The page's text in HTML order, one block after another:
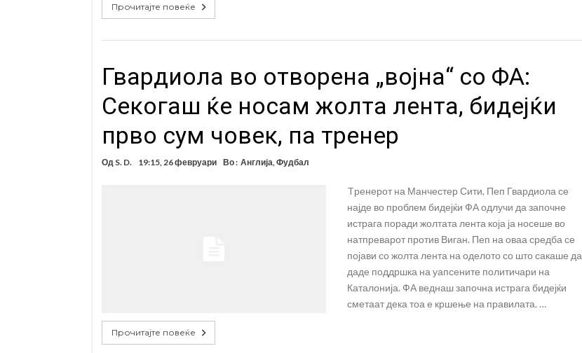
Прочитајте повеќе
Гвардиола во отворена „војна“ со ФА:
Секогаш ќе носам жолта лента, бидејќи
прво сум човек, па тренер
Од S. D. 19:15, 26 февруари Во : Англија Фудбал
Tренерот на Манчестер Сити, Пеп Гвардиола се
најде во проблем бидејќи ФА одлучи да започне
истрага поради жолтата лента која ја носеше во
натпреварот против Виган. Пеп на оваа средба се
појави со жолта лента на оделото со што сакаше да
даде поддршка на уапсените политичари на
Каталонија. ФА веднаш започна истрага бидејќи
сметаат дека тоа е кршење на правилата. …
Прочитајте повеќе